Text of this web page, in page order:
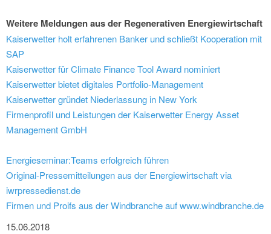
Weitere Meldungen aus der Regenerativen Energiewirtschaft
Kaiserwetter holt erfahrenen Banker und schließt Kooperation mit
SAP
Kaiserwetter für Climate Finance Tool Award nominiert
Kaiserwetter bietet digitales Portfolio-Management
Kaiserwetter gründet Niederlassung in New York
Firmenprofil und Leistungen der Kaiserwetter Energy Asset
Management GmbH
Energieseminar:Teams erfolgreich führen
Original-Pressemitteilungen aus der Energiewirtschaft via
iwrpressedienst.de
Firmen und Proifs aus der Windbranche auf www.windbranche.de
15.06.2018